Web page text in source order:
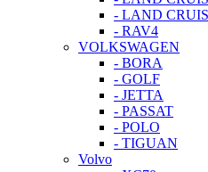
- LAND
- RAV4
VOLKSWAGEN
- BORA
- GOLF
- JETTA
- PASSAT
- POLO
- TIGUAN
Volvo